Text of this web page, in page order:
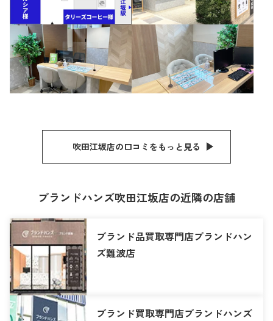
吹田江坂店の口コミをもっと見る
ブランドハンズ吹田江坂店の近隣の店舗
ブランド品買取専門店ブランドハン
ズ難波店
ブランド買取専門店ブランドハンズ